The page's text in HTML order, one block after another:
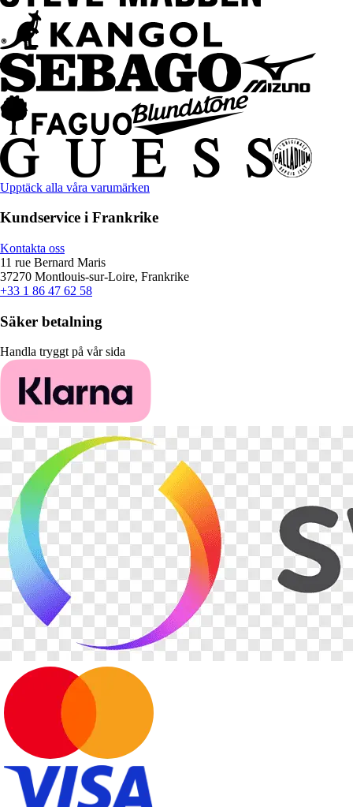
Upptäck alla våra varumärken
Kundservice i Frankrike
Kontakta oss
11 rue Bernard Maris
37270 Montlouis-sur-Loire, Frankrike
+33 1 86 47 62 58
Säker betalning
Handla tryggt på vår sida